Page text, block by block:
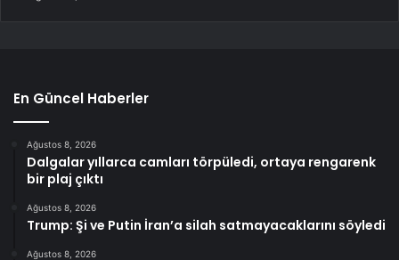
En Güncel Haberler
Ağustos 8, 2026
Dalgalar yıllarca camları törpüledi, ortaya rengarenk
bir plaj çıktı
Ağustos 8, 2026
Trump: Şi ve Putin İran’a silah satmayacaklarını söyledi
Ağustos 8, 2026